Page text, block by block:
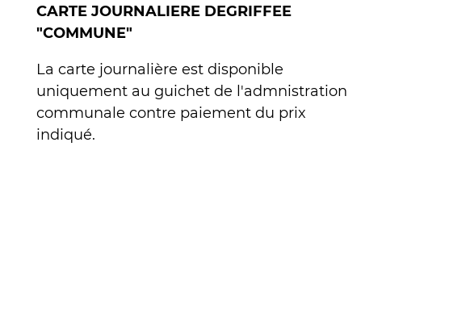
CARTE JOURNALIERE DEGRIFFEE
"COMMUNE"
La carte journalière est disponible
uniquement au guichet de l'admnistration
communale contre paiement du prix
indiqué.